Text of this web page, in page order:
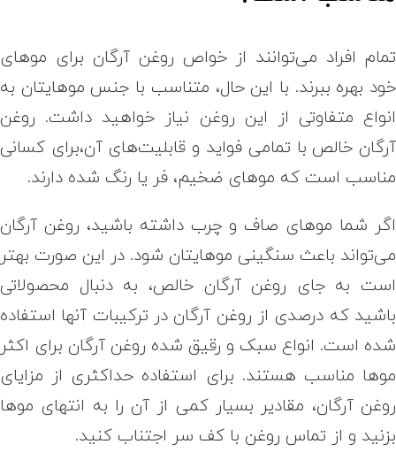
تمام افراد می‌توانند ازخواص روغن آرگان برای موهای
خود بهره ببرند. با این حال، متناسب با جنس موهایتان به
انواع متفاوتی از این روغن نیاز خواهید داشت. روغن
آرگان خالص با تمامی فواید و قابلیت‌های آن،‌برای کسانی
مناسب است که موهای ضخیم، فر یا رنگ شده دارند.
اگر شما موهای صاف و چرب داشته باشید، روغن آرگان
می‌تواند باعث سنگینی موهایتان شود. در این صورت بهتر
است به جای روغن آرگان خالص، به دنبال محصولاتی
باشید که درصدی از روغن آرگان در ترکیبات آنها استفاده
شده است. انواع سبک و رقیق شده روغن آرگان برای اکثر
موها مناسب هستند. برای استفاده حداکثری از مزایای
روغن آرگان، مقادیر بسیار کمی از آن را به انتهای موها
بزنید و از تماس روغن با کف سر اجتناب کنید.